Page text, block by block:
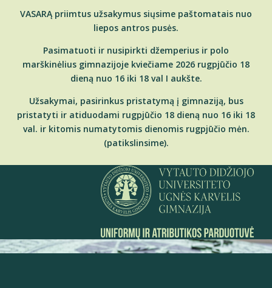
VASARĄ priimtus užsakymus siųsime paštomatais nuo
liepos antros pusės.
Pasimatuoti ir nusipirkti džemperius ir polo
marškinėlius gimnazijoje kviečiame 2026 rugpjūčio 18
dieną nuo 16 iki 18 val I aukšte.
Užsakymai, pasirinkus pristatymą į gimnaziją, bus
pristatyti ir atiduodami rugpjūčio 18 dieną nuo 16 iki 18
val. ir kitomis numatytomis dienomis rugpjūčio mėn.
(patikslinsime).